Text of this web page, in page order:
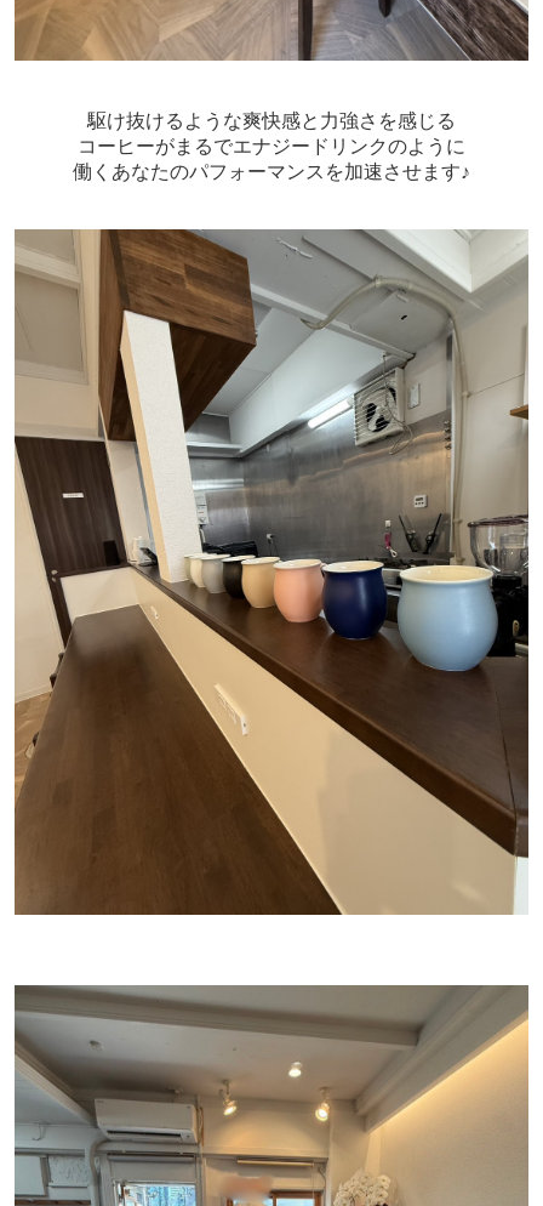
駆け抜けるような爽快感と力強さを感じる
コーヒーがまるでエナジードリンクのように
働くあなたのパフォーマンスを加速させます♪